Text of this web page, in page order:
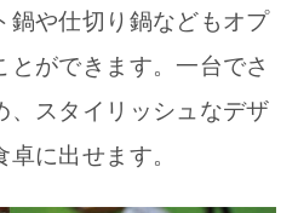
鍋や仕切り鍋などもオプ
とができます。一台でさ
、スタイリッシュなデザ
に出せます。